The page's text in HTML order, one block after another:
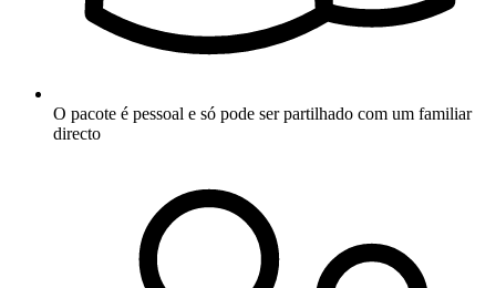
O pacote é pessoal e só pode ser partilhado com um familiar
directo